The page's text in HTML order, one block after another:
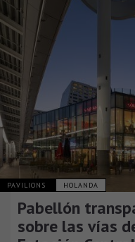
PAVILIONS HOLANDA
Pabellón
sobre las vías